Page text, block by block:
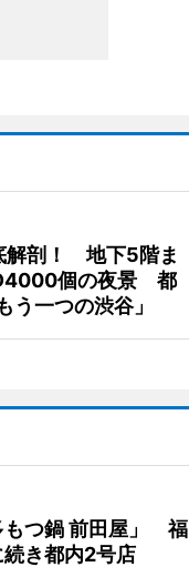
解剖！ 地下5階ま
個の夜景 都
一つの渋谷」
もつ鍋 前田屋」 福
き都内2号店